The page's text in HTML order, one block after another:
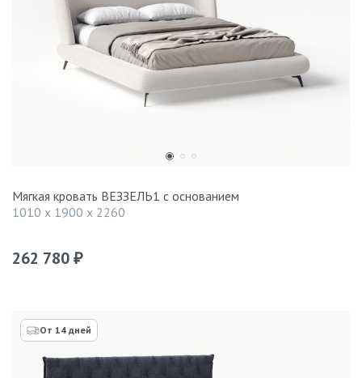
Мягкая кровать ВЕЗЗЕЛЬ1 с основанием
1010 x 1900 x 2260
262 780 ₽
От 14 дней